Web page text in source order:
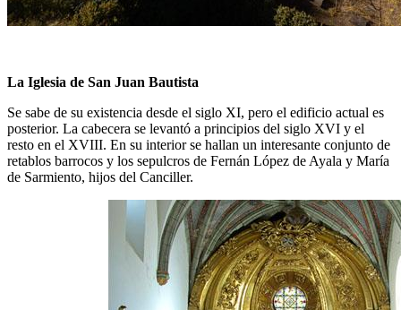
La Iglesia de San Juan Bautista
Se sabe de su existencia desde el siglo XI, pero el edificio actual es
posterior. La cabecera se levantó a principios del siglo XVI y el
resto en el XVIII. En su interior se hallan un interesante conjunto de
retablos barrocos y los sepulcros de Fernán López de Ayala y María
de Sarmiento, hijos del Canciller.